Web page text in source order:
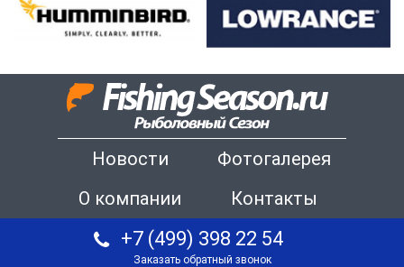
Новости
Фотогалерея
О компании
Контакты
+7 (499) 398 22 54
Заказать обратный звонок